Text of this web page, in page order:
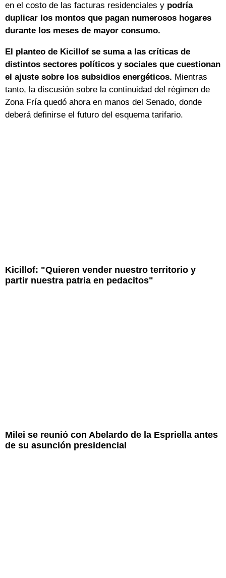
en el costo de las facturas residenciales y podría
duplicar los montos que pagan numerosos hogares
durante los meses de mayor consumo.
El planteo de Kicillof se suma a las críticas de
distintos sectores políticos y sociales que cuestionan
el ajuste sobre los subsidios energéticos. Mientras
tanto, la discusión sobre la continuidad del régimen de
Zona Fría quedó ahora en manos del Senado, donde
deberá definirse el futuro del esquema tarifario.
Kicillof: "Quieren vender nuestro territorio y
partir nuestra patria en pedacitos"
Milei se reunió con Abelardo de la Espriella antes
de su asunción presidencial